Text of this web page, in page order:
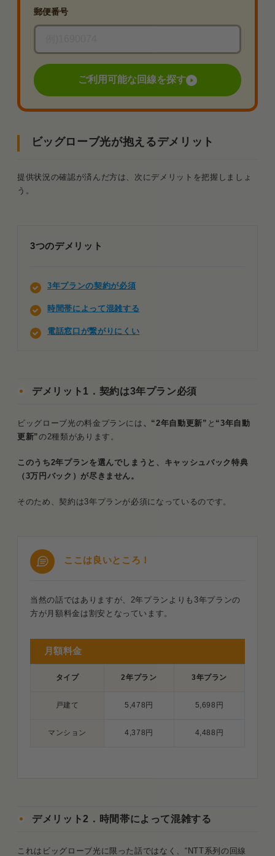
郵便番号
ご利用可能な回線を探す
ビッグローブ光が抱えるデメリット
提供状況の確認が済んだ方は、次にデメリットを把握しましょ
う。
3つのデメリット
3年プランの契約が必須
時間帯によって混雑する
電話窓口が繋がりにくい
デメリット1．契約は3年プラン必須
ビッグローブ光の料金プランには 、“2年自動更新” と “3年自動
更新”の2種類があります。
このうち2年プランを選んでしまうと、キャッシュバック特典
（3万円バック）が尽きません。
そのため、契約は3年プランが必須になっているのです。
ここは良いところ！
当然の話ではありますが、2年プランよりも3年プランの
方が月額料金は割安となっています。
タイプ 2年プラン 3年プラン
戸建て 5,478円 5,698円
マンション 4,378円 4,488円
月額料金
デメリット2．時間帯によって混雑する
これはビッグローブ光に限った話ではなく、“NTT系列の回線